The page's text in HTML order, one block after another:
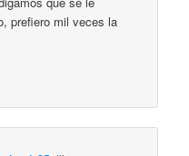
prefiero mil veces la